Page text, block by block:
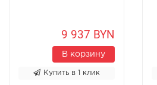
9 937 BYN
В корзину
Купить в 1 клик